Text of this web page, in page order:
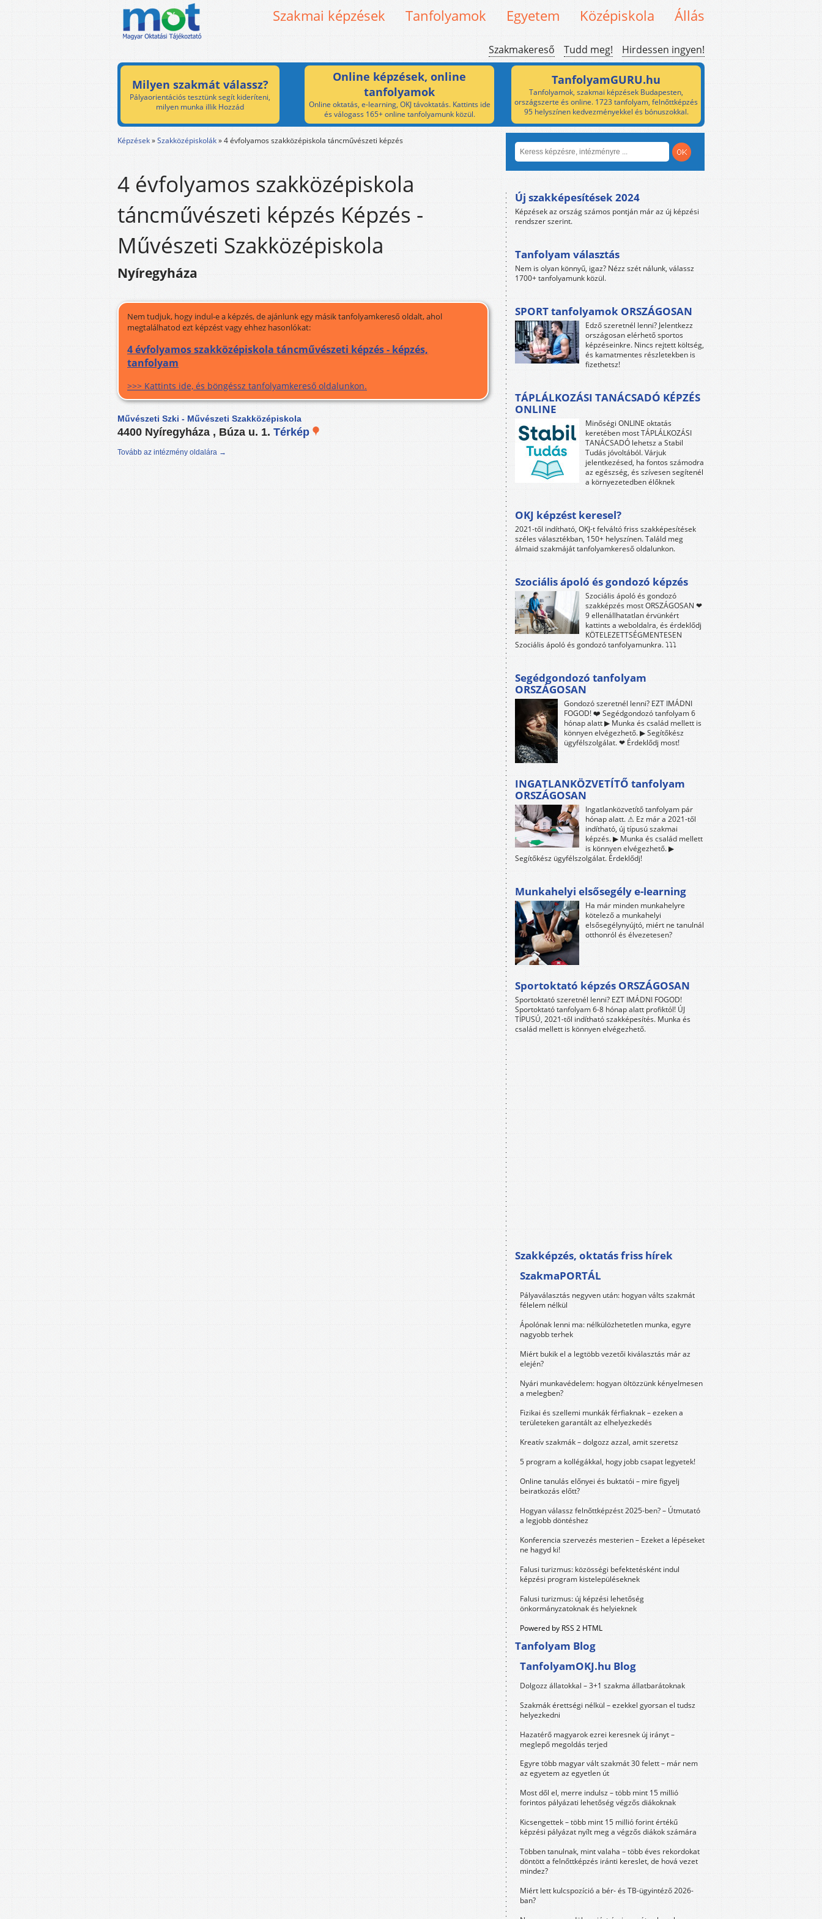
Szakmai képzések Tanfolyamok Egyetem Középiskola Állás
Szakmakereső Tudd meg! Hirdessen ingyen!
Milyen szakmát válassz?
Pályaorientációs tesztünk segít kideríteni,
milyen munka illik Hozzád
Online képzések, online
tanfolyamok
Online oktatás, e-learning, OKJ távoktatás. Kattints ide
és válogass 165+ online tanfolyamunk közül.
TanfolyamGURU.hu
Tanfolyamok, szakmai képzések Budapesten,
országszerte és online. 1723 tanfolyam, felnőttképzés
95 helyszínen kedvezményekkel és bónuszokkal.
Képzések»Szakközépiskolák»4 évfolyamos szakközépiskola táncművészeti képzés
4 évfolyamos szakközépiskola
táncművészeti képzés Képzés -
Művészeti Szakközépiskola
Nyíregyháza
Nem tudjuk, hogy indul-e a képzés, de ajánlunk egy másik tanfolyamkereső oldalt, ahol
megtalálhatod ezt képzést vagy ehhez hasonlókat:
4 évfolyamos szakközépiskola táncművészeti képzés - képzés,
tanfolyam
>>> Kattints ide, és böngéssz tanfolyamkereső oldalunkon.
Művészeti Szki - Művészeti Szakközépiskola
4400 Nyíregyháza , Búza u. 1. Térkép
Tovább az intézmény oldalára →
Új szakképesítések 2024
Képzések az ország számos pontján már az új képzési
rendszer szerint.
Tanfolyam választás
Nem is olyan könnyű, igaz? Nézz szét nálunk, válassz
1700+ tanfolyamunk közül.
SPORT tanfolyamok ORSZÁGOSAN
Edző szeretnél lenni? Jelentkezz
országosan elérhető sportos
képzéseinkre. Nincs rejtett költség,
és kamatmentes részletekben is
fizethetsz!
TÁPLÁLKOZÁSI TANÁCSADÓ KÉPZÉS
ONLINE
Minőségi ONLINE oktatás
keretében most TÁPLÁLKOZÁSI
TANÁCSADÓ lehetsz a Stabil
Tudás jóvoltából. Várjuk
jelentkezésed, ha fontos számodra
az egészség, és szívesen segítenél
a környezetedben élőknek
OKJ képzést keresel?
2021-től indítható, OKJ-t felváltó friss szakképesítések
széles választékban, 150+ helyszínen. Találd meg
álmaid szakmáját tanfolyamkereső oldalunkon.
Szociális ápoló és gondozó képzés
Szociális ápoló és gondozó
szakképzés most ORSZÁGOSAN ❤
9 ellenállhatatlan érvünkért
kattints a weboldalra, és érdeklődj
KÖTELEZETTSÉGMENTESEN
Szociális ápoló és gondozó tanfolyamunkra. ⤵⤵⤵
Segédgondozó tanfolyam
ORSZÁGOSAN
Gondozó szeretnél lenni? EZT IMÁDNI
FOGOD! ❤️ Segédgondozó tanfolyam 6
hónap alatt ▶ Munka és család mellett is
könnyen elvégezhető. ▶ Segítőkész
ügyfélszolgálat. ❤ Érdeklődj most!
INGATLANKÖZVETÍTŐ tanfolyam
ORSZÁGOSAN
Ingatlanközvetítő tanfolyam pár
hónap alatt. ⚠ Ez már a 2021-től
indítható, új típusú szakmai
képzés. ▶ Munka és család mellett
is könnyen elvégezhető. ▶
Segítőkész ügyfélszolgálat. Érdeklődj!
Munkahelyi elsősegély e-learning
Ha már minden munkahelyre
kötelező a munkahelyi
elsősegélynyújtó, miért ne tanulnál
otthonról és élvezetesen?
Sportoktató képzés ORSZÁGOSAN
Sportoktató szeretnél lenni? EZT IMÁDNI FOGOD!
Sportoktató tanfolyam 6-8 hónap alatt profiktól! ÚJ
TÍPUSÚ, 2021-től indítható szakképesítés. Munka és
család mellett is könnyen elvégezhető.
Szakképzés, oktatás friss hírek
SzakmaPORTÁL
Pályaválasztás negyven után: hogyan válts szakmát
félelem nélkül
Ápolónak lenni ma: nélkülözhetetlen munka, egyre
nagyobb terhek
Miért bukik el a legtöbb vezetői kiválasztás már az
elején?
Nyári munkavédelem: hogyan öltözzünk kényelmesen
a melegben?
Fizikai és szellemi munkák férfiaknak – ezeken a
területeken garantált az elhelyezkedés
Kreatív szakmák – dolgozz azzal, amit szeretsz
5 program a kollégákkal, hogy jobb csapat legyetek!
Online tanulás előnyei és buktatói – mire figyelj
beiratkozás előtt?
Hogyan válassz felnőttképzést 2025-ben? – Útmutató
a legjobb döntéshez
Konferencia szervezés mesterien – Ezeket a lépéseket
ne hagyd ki!
Falusi turizmus: közösségi befektetésként indul
képzési program kistelepüléseknek
Falusi turizmus: új képzési lehetőség
önkormányzatoknak és helyieknek
Powered by RSS 2 HTML
Tanfolyam Blog
TanfolyamOKJ.hu Blog
Dolgozz állatokkal – 3+1 szakma állatbarátoknak
Szakmák érettségi nélkül – ezekkel gyorsan el tudsz
helyezkedni
Hazatérő magyarok ezrei keresnek új irányt –
meglepő megoldás terjed
Egyre több magyar vált szakmát 30 felett – már nem
az egyetem az egyetlen út
Most dől el, merre indulsz – több mint 15 millió
forintos pályázati lehetőség végzős diákoknak
Kicsengettek – több mint 15 millió forint értékű
képzési pályázat nyílt meg a végzős diákok számára
Többen tanulnak, mint valaha – több éves rekordokat
döntött a felnőttképzés iránti kereslet, de hová vezet
mindez?
Miért lett kulcspozíció a bér- és TB-ügyintéző 2026-
ban?